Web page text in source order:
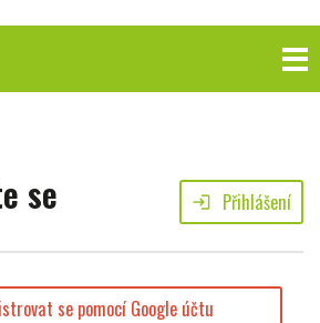
se login Přihlášení
se pomocí Google účtu